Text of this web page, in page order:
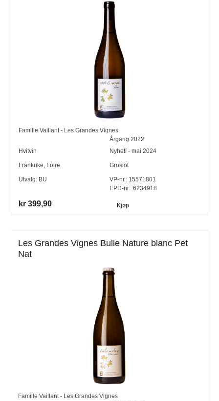
Famille Vaillant - Les Grandes Vignes
Årgang 2022
Hvitvin
Nyhet! - mai 2024
Frankrike, Loire Groslot
Utvalg: BU VP-nr.: 15571801
EPD-nr.: 6234918
kr 399,90 Kjøp
Les Grandes Vignes Bulle Nature blanc Pet
Nat
Famille Vaillant - Les Grandes Vignes